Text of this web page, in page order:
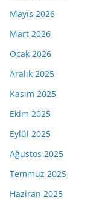
Mayıs 2026
Mart 2026
Ocak 2026
Aralık 2025
Kasım 2025
Ekim 2025
Eylül 2025
Ağustos 2025
Temmuz 2025
Haziran 2025